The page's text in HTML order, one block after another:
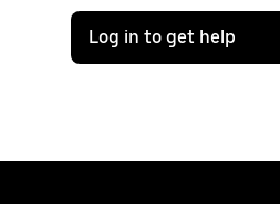
Log in to get help